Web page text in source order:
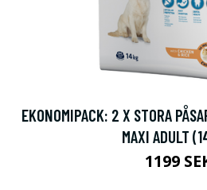
EKONOMIPACK: 2 X STORA
MAXI ADULT
1199